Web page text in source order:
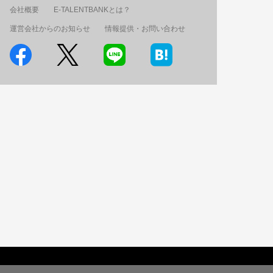
会社概要 E-TALENTBANKとは？
運営会社からのお知らせ 情報提供・お問い合わせ